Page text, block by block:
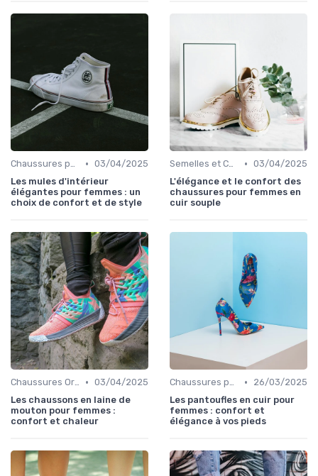
Chaussures pour Occasions Spéciales • 03/04/2025
Les mules d'intérieur
élégantes pour femmes : un
choix de confort et de style
Semelles et Confort du Pied • 03/04/2025
L'élégance et le confort des
chaussures pour femmes en
cuir souple
Chaussures Orthopédiques • 03/04/2025
Les chaussons en laine de
mouton pour femmes :
confort et chaleur
Chaussures pour Occasions Spéciales •
26/03/2025
Les pantoufles en cuir pour
femmes : confort et
élégance à vos pieds